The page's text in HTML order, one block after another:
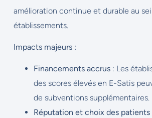
amélioration continue et durable au
établissements.
Impacts majeurs :
Financements accrus: Les
des scores élevés en E-Satis
de subventions supplémentaires.
Réputation et choix des patients